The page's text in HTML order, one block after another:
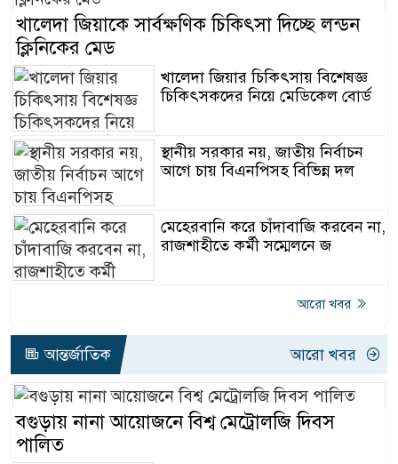
খালেদা জিয়াকে সার্বক্ষণিক চিকিৎসা দিচ্ছে লন্ডন
ক্লিনিকের মেড
খালেদা জিয়ার চিকিৎসায় বিশেষজ্ঞ
চিকিৎসকদের নিয়ে মেডিকেল বোর্ড
স্থানীয় সরকার নয়, জাতীয় নির্বাচন
আগে চায় বিএনপিসহ বিভিন্ন দল
মেহেরবানি করে চাঁদাবাজি করবেন না,
রাজশাহীতে কর্মী সম্মেলনে জ
আরো খবর
আন্তর্জাতিক আরো খবর
বগুড়ায় নানা আয়োজনে বিশ্ব মেট্রোলজি দিবস
পালিত